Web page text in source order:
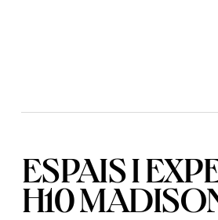
ESPAIS I
H10